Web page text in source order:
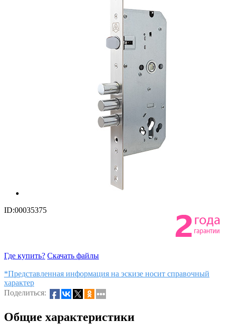
ID:00035375
Где купить? Скачать файлы
*Представленная информация на эскизе носит справочный
характер
Поделиться:
Общие характеристики